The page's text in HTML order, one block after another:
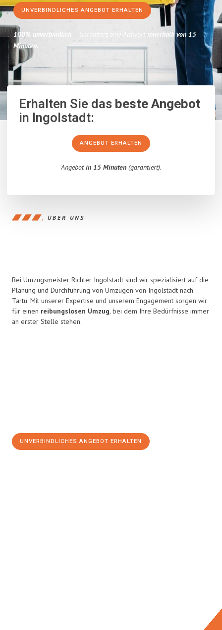
UNVERBINDLICHES ANGEBOT ERHALTEN
100% unverbindlich – Garantiert eine Antwort innerhalb von 15
Minuten.
Erhalten Sie dasbeste Angebot
in Ingolstadt:
ANGEBOT ERHALTEN
Angebotin 15 Minuten(garantiert).
ÜBER UNS
Bei Umzugsmeister Richter Ingolstadt sind wir spezialisiert auf die
Planung und Durchführung von Umzügen von Ingolstadt nach
Tartu. Mit unserer Expertise und unserem Engagement sorgen wir
für einen reibungslosen Umzug, bei dem Ihre Bedürfnisse immer
an erster Stelle stehen.
UNVERBINDLICHES ANGEBOT ERHALTEN